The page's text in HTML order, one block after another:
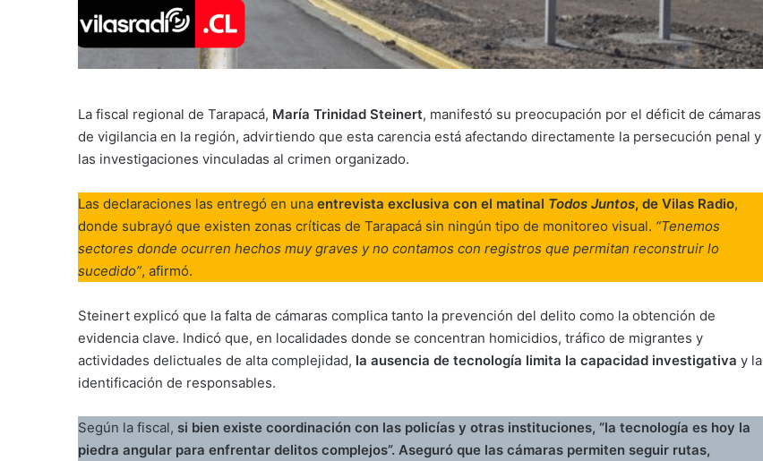
La fiscal regional de Tarapacá, María Trinidad Steinert, manifestó su preocupación por el déficit de cámaras
de vigilancia en la región, advirtiendo que esta carencia está afectando directamente la persecución penal y
las investigaciones vinculadas al crimen organizado.
Las declaraciones las entregó en una entrevista exclusiva con el matinal Todos Juntos, de Vilas Radio,
donde subrayó que existen zonas críticas de Tarapacá sin ningún tipo de monitoreo visual. “Tenemos
sectores donde ocurren hechos muy graves y no contamos con registros que permitan reconstruir lo
sucedido”, afirmó.
Steinert explicó que la falta de cámaras complica tanto la prevención del delito como la obtención de
evidencia clave. Indicó que, en localidades donde se concentran homicidios, tráfico de migrantes y
actividades delictuales de alta complejidad, la ausencia de tecnología limita la capacidad investigativa y la
identificación de responsables.
Según la fiscal, si bien existe coordinación con las policías y otras instituciones, “la tecnología es hoy la
piedra angular para enfrentar delitos complejos”. Aseguró que las cámaras permiten seguir rutas,